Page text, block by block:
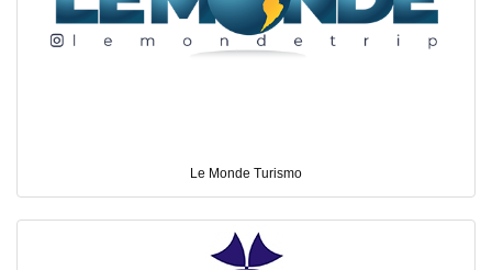
Le Monde Turismo